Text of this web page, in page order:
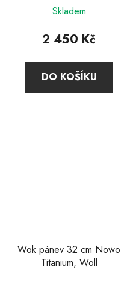
Skladem
2 450 Kč
DO KOŠÍKU
Wok pánev 32 cm Nowo
Titanium, Woll